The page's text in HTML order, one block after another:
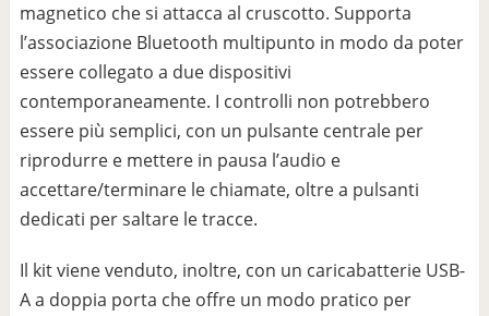
magnetico che si attacca al cruscotto. Supporta
l’associazione Bluetooth multipunto in modo da poter
essere collegato a due dispositivi
contemporaneamente. I controlli non potrebbero
essere più semplici, con un pulsante centrale per
riprodurre e mettere in pausa l’audio e
accettare/terminare le chiamate, oltre a pulsanti
dedicati per saltare le tracce.
Il kit viene venduto, inoltre, con un caricabatterie USB-
A a doppia porta che offre un modo pratico per